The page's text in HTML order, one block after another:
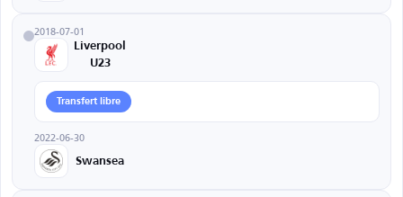
2018-07-01
Liverpool
U23
Transfert libre
2022-06-30
Swansea